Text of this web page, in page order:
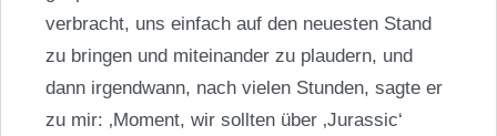
verbracht, uns einfach auf den neuesten Stand
zu bringen und miteinander zu plaudern, und
dann irgendwann, nach vielen Stunden, sagte er
zu mir: ‚Moment, wir sollten über ‚Jurassic‘